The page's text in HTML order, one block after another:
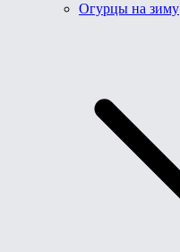
Огурцы на зиму